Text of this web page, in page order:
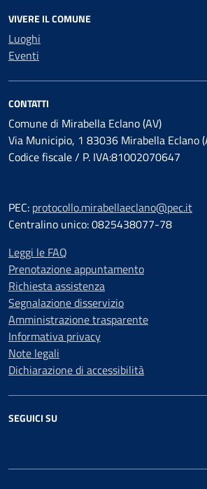
VIVERE IL COMUNE
Luoghi
Eventi
CONTATTI
Comune di Mirabella Eclano (AV)
Via Municipio, 1 83036 Mirabella Eclano
Codice fiscale / P. IVA:81002070647
PEC: protocollo.mirabellaeclano@pec.it
Centralino unico: 0825438077-78
Leggi le FAQ
Prenotazione appuntamento
Richiesta assistenza
Segnalazione disservizio
Amministrazione trasparente
Informativa privacy
Note legali
Dichiarazione di accessibilità
SEGUICI SU